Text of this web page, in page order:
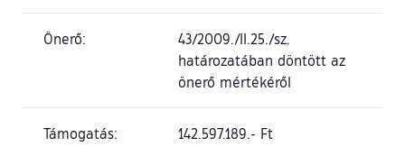
Önerő:
43/2009./II.25./sz.
határozatában döntött az
önerő mértékéről
Támogatás: 142.597.189.- Ft